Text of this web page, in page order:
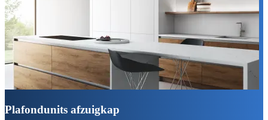
Plafondunits afzuigkap